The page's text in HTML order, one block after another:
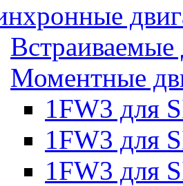
Встраиваемые
Моментные
1FW3 для
1FW3 для
1FW3 для